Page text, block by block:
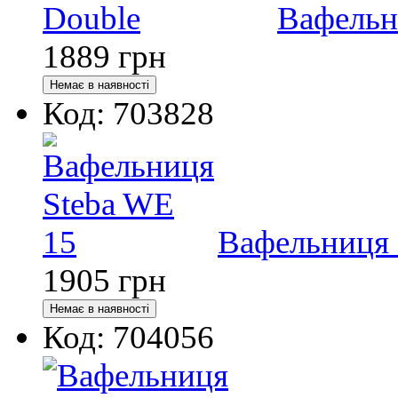
1889 грн
Код: 703828
Вафельниця
1905 грн
Код: 704056